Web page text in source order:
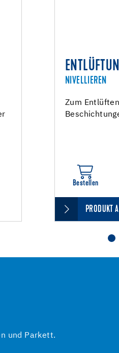
NIVELLIEREN
Zum
Bestellen
PRODUKT
und Parkett.